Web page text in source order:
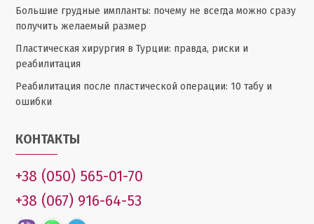
Большие грудные импланты: почему не всегда можно сразу
получить желаемый размер
Пластическая хирургия в Турции: правда, риски и
реабилитация
Реабилитация после пластической операции: 10 табу и
ошибки
КОНТАКТЫ
+38 (050) 565-01-70
+38 (067) 916-64-53